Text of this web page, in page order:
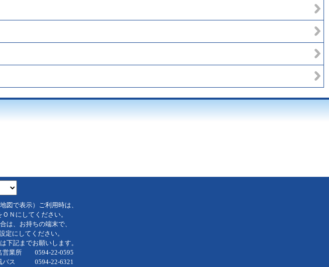
図で表示）ご利用時は、
Ｎにしてください。
は、お持ちの端末で、
にしてください。
下記までお願いします。
所 0594-22-0595
22-6321